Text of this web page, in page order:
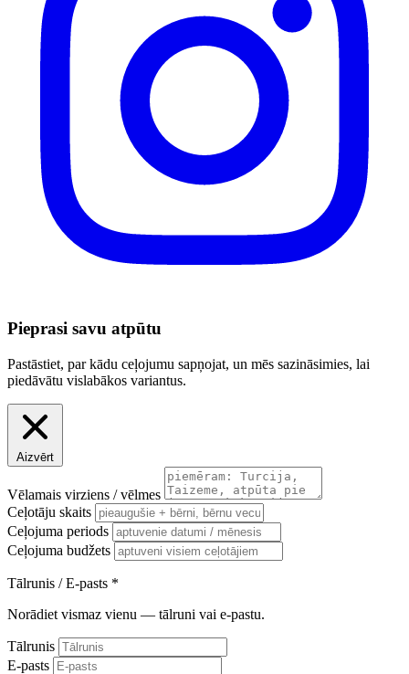
Pieprasi savu atpūtu
Pastāstiet, par kādu ceļojumu sapņojat, un mēs sazināsimies, lai
piedāvātu vislabākos variantus.
Aizvērt
Vēlamais virziens / vēlmes
Ceļotāju skaits
Ceļojuma periods
Ceļojuma budžets
Tālrunis / E-pasts *
Norādiet vismaz vienu — tālruni vai e-pastu.
Tālrunis
E-pasts